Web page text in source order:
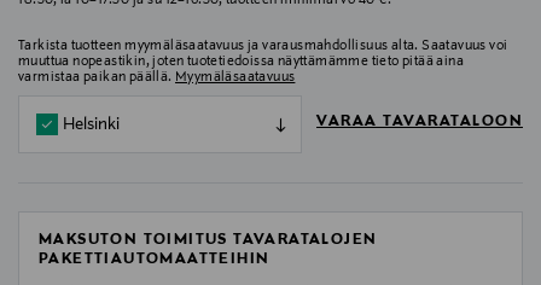
Tarkista tuotteen myymäläsaatavuus ja varausmahdollisuus alta. Saatavuus voi
muuttua nopeastikin, joten tuotetiedoissa näyttämämme tieto pitää aina
varmistaa paikan päällä. Myymäläsaatavuus
Helsinki VARAA TAVARATALOON
MAKSUTON TOIMITUS TAVARATALOJEN
PAKETTIAUTOMAATTEIHIN